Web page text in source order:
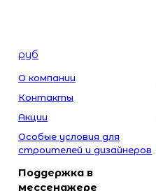
руб
О компании
Контакты
Акции
Особые условия для
строителей и дизайнеров
Поддержка в
мессенджере